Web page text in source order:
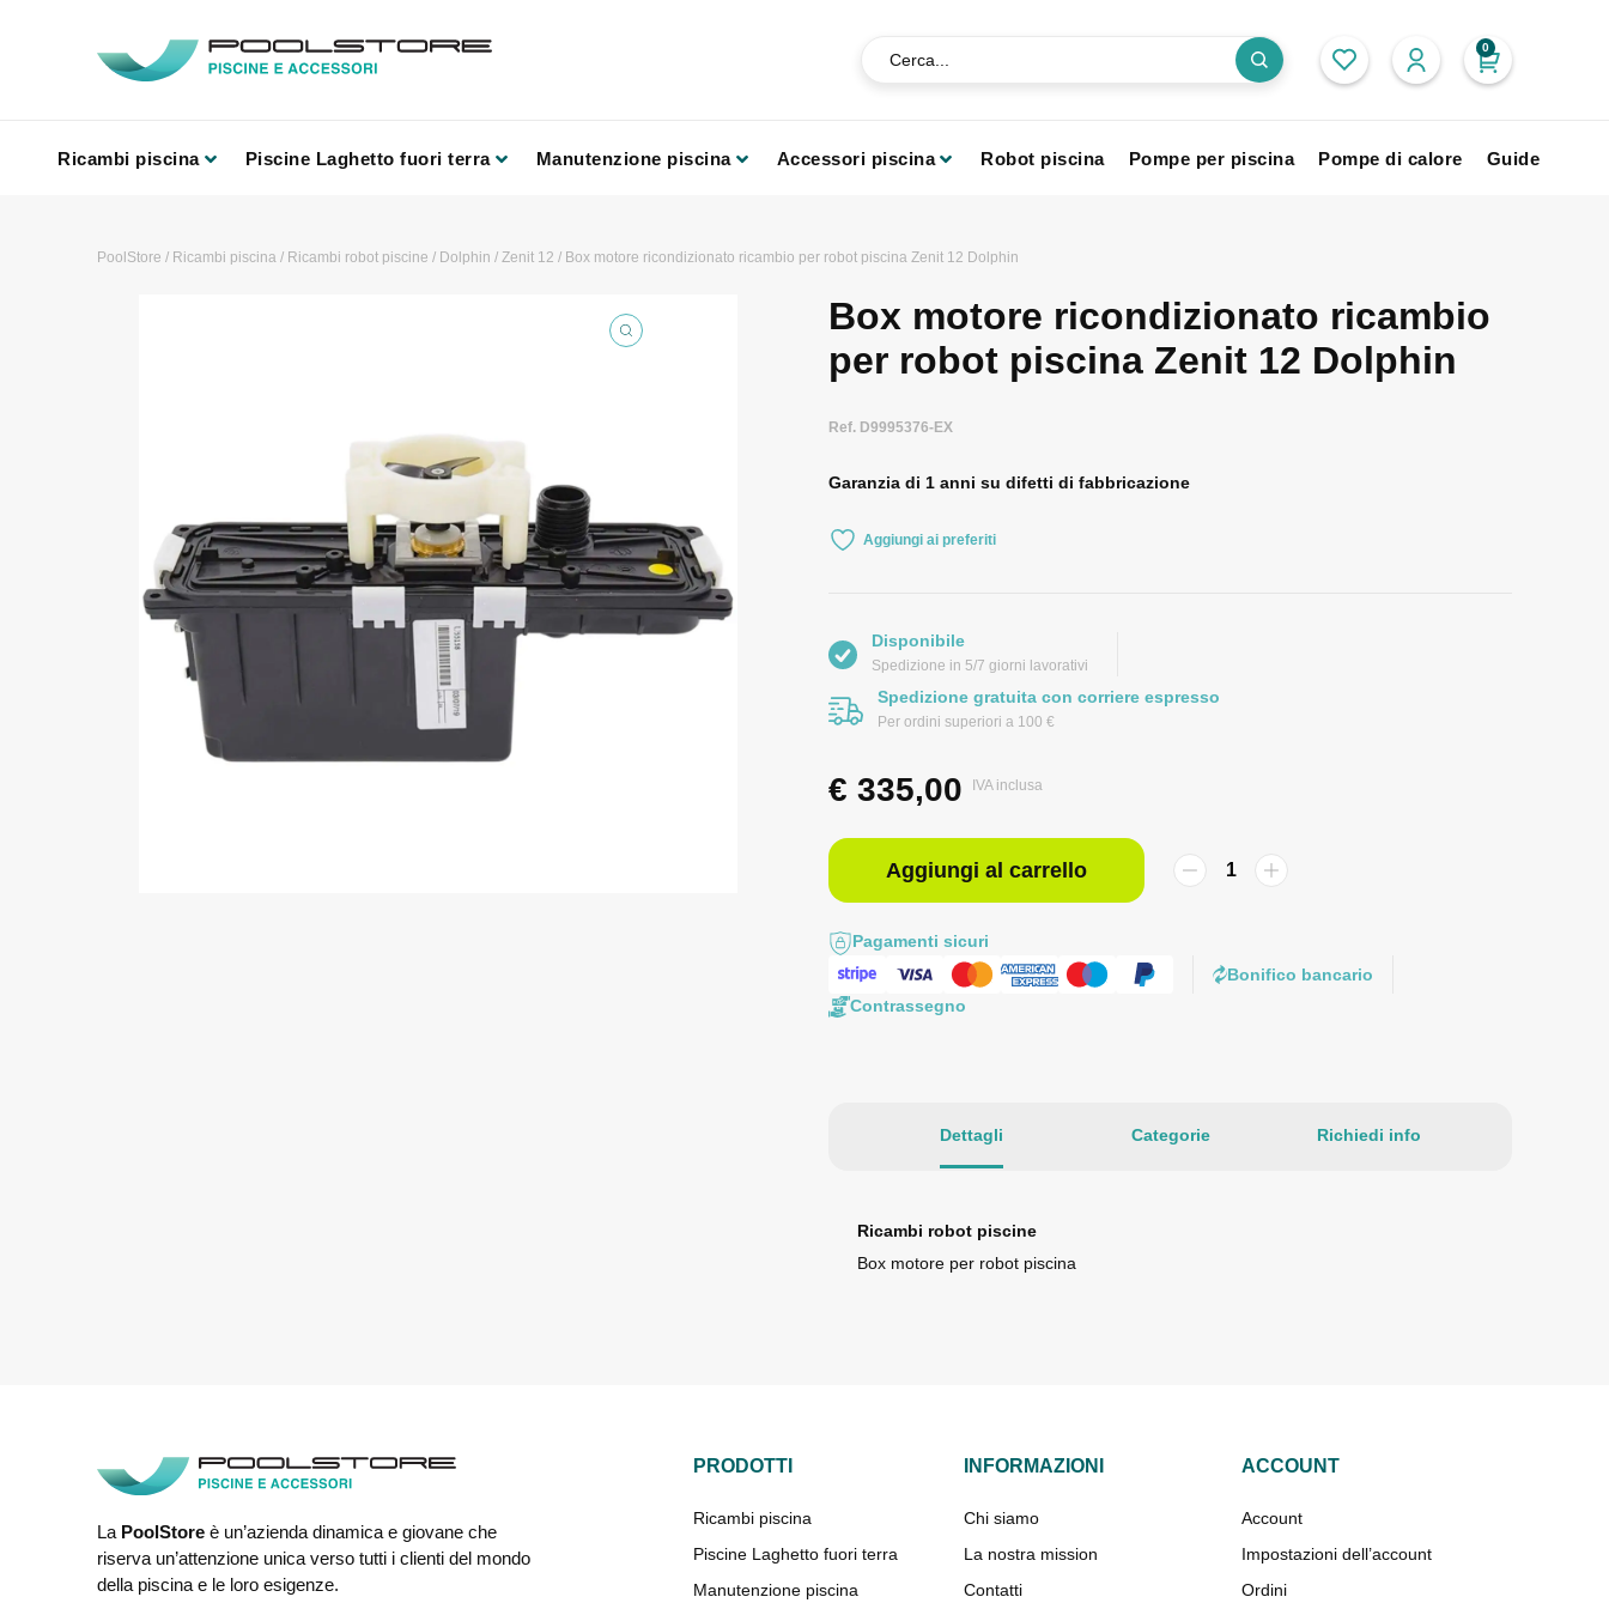
0
Ricambi piscina Piscine Laghetto fuori terra Manutenzione piscina Accessori piscina Robot piscina Pompe per piscina Pompe di calore Guide
PoolStore / Ricambi piscina/ Ricambi robot piscine / Dolphin / Zenit 12 / Box motore ricondizionato ricambio per robot piscina Zenit 12 Dolphin
Box motore ricondizionato ricambio
per robot piscina Zenit 12 Dolphin
Ref. D9995376-EX
Garanzia di 1 anni su difetti di fabbricazione
Aggiungi ai preferiti
Disponibile
Spedizione in 5/7 giorni lavorativi
Spedizione gratuita con corriere espresso
Per ordini superiori a 100 €
€ 335,00 IVA inclusa
Aggiungi al carrello
Pagamenti sicuri
Bonifico bancario
Contrassegno
Dettagli Categorie Richiedi info
Ricambi robot piscine
Box motore per robot piscina
La PoolStoreè un’azienda dinamica e giovane che
riserva un’attenzione unica verso tutti i clienti del mondo
della piscina e le loro esigenze.
PRODOTTI
Ricambi piscina
Piscine Laghetto fuori terra
Manutenzione piscina
INFORMAZIONI
Chi siamo
La nostra mission
Contatti
ACCOUNT
Account
Impostazioni dell’account
Ordini